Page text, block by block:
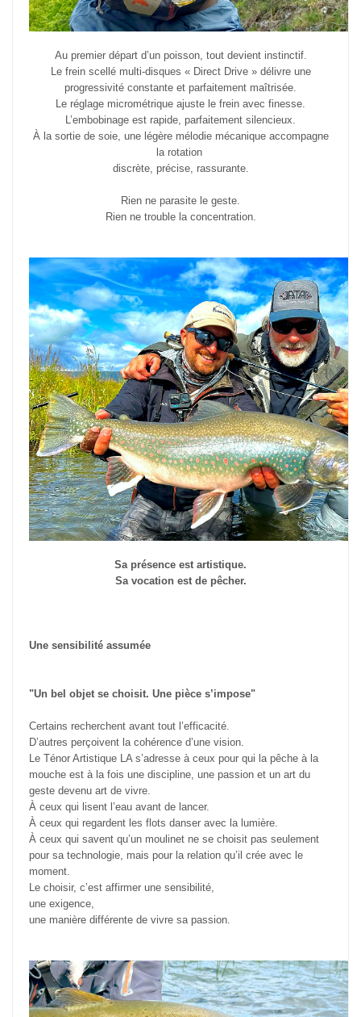
Au premier départ d’un poisson, tout devient instinctif.
Le frein scellé multi-disques « Direct Drive » délivre une
progressivité constante et parfaitement maîtrisée.
Le réglage micrométrique ajuste le frein avec finesse.
L’embobinage est rapide, parfaitement silencieux.
À la sortie de soie, une légère mélodie mécanique accompagne
la rotation
discrète, précise, rassurante.
Rien ne parasite le geste.
Rien ne trouble la concentration.
Sa présence est artistique.
Sa vocation est de pêcher.
Une sensibilité assumée
"Un bel objet se choisit. Une pièce s’impose"
Certains recherchent avant tout l’efficacité.
D’autres perçoivent la cohérence d’une vision.
Le Ténor Artistique LA s’adresse à ceux pour qui la pêche à la
mouche est à la fois une discipline, une passion et un art du
geste devenu art de vivre.
À ceux qui lisent l’eau avant de lancer.
À ceux qui regardent les flots danser avec la lumière.
À ceux qui savent qu’un moulinet ne se choisit pas seulement
pour sa technologie, mais pour la relation qu’il crée avec le
moment.
Le choisir, c’est affirmer une sensibilité,
une exigence,
une manière différente de vivre sa passion.